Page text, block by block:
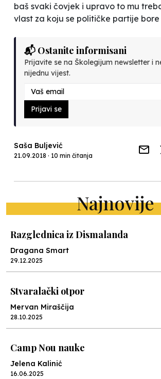
baš svaki čovjek i upravo to mu
vlast za koju se političke partije
📬 Ostanite informisani
Prijavite se na Školegijum newsletter i
nijednu vijest.
Prijavi se
Saša Buljević
21.09.2018 · 10 min čitanja
Najnovije
Razglednica iz Dismalanda
Dragana Smart
29.12.2025
Stvaralački otpor
Mervan Miraščija
28.10.2025
Camp Nou nauke
Jelena Kalinić
16.06.2025